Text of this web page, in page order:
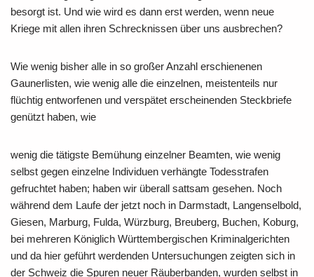
besorgt ist. Und wie wird es dann erst werden, wenn neue
Kriege mit allen ihren Schrecknissen über uns ausbrechen?
Wie wenig bisher alle in so großer Anzahl erschienenen
Gaunerlisten, wie wenig alle die einzelnen, meistenteils nur
flüchtig entworfenen und verspätet erscheinenden Steckbriefe
genützt haben, wie
wenig die tätigste Bemühung einzelner Beamten, wie wenig
selbst gegen einzelne Individuen verhängte Todesstrafen
gefruchtet haben; haben wir überall sattsam gesehen. Noch
während dem Laufe der jetzt noch in Darmstadt, Langenselbold,
Giesen, Marburg, Fulda, Würzburg, Breuberg, Buchen, Koburg,
bei mehreren Königlich Württembergischen Kriminalgerichten
und da hier geführt werdenden Untersuchungen zeigten sich in
der Schweiz die Spuren neuer Räuberbanden, wurden selbst in